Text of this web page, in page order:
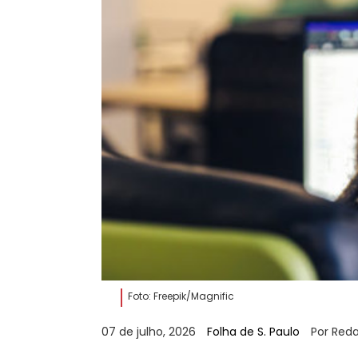
Foto: Freepik/Magnific
07 de julho, 2026 Folha de S. Paulo Por